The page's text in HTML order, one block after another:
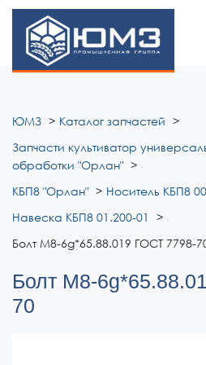
ЮМЗ
ЮМЗ
Каталог запчастей
Запчасти культиватор
обработки "Орлан"
КБП8 "Орлан"
Носитель КБП8
Навеска КБП8 01.200-01
Болт М8-6g*65.88.019 ГОСТ 7798-
Болт М8-
70